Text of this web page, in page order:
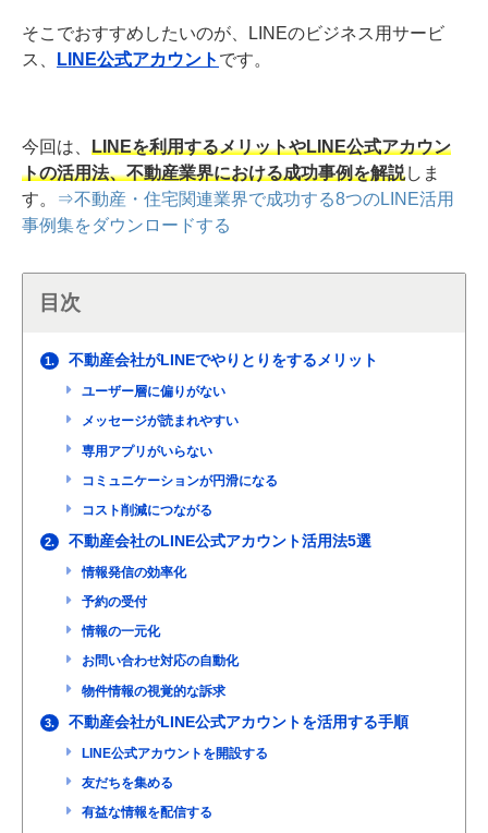
そこでおすすめしたいのが、LINEのビジネス用サービ
ス、
LINE公式アカウント です。
今回は、 LINEを利用するメリットやLINE公式アカウン
トの活用法、不動産業界における成功事例を解説しま
す。
⇒不動産・住宅関連業界で成功する8つのLINE活用
事例集をダウンロードする
目次
1. 不動産会社がLINEでやりとりをするメリット
ユーザー層に偏りがない
メッセージが読まれやすい
専用アプリがいらない
コミュニケーションが円滑になる
コスト削減につながる
2. 不動産会社のLINE公式アカウント活用法5選
情報発信の効率化
予約の受付
情報の一元化
お問い合わせ対応の自動化
物件情報の視覚的な訴求
3. 不動産会社がLINE公式アカウントを活用する手順
LINE公式アカウントを開設する
友だちを集める
有益な情報を配信する